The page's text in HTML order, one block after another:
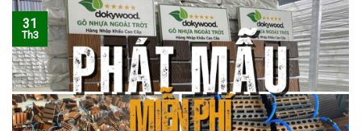
31
Th3